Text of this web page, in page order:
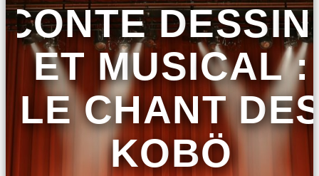
CONTE
ET MUSICAL :
LE CHANT
KOBÖ